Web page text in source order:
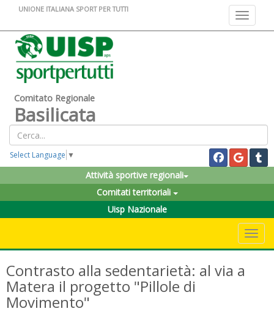
Toggle
UNIONE ITALIANA SPORT PER TUTTI
Comitato Regionale
Basilicata
Select Language ▼
Attività sportive regionali
Comitati territoriali
Uisp Nazionale
Contrasto alla sedentarietà: al via a
Matera il progetto "Pillole di
Movimento"